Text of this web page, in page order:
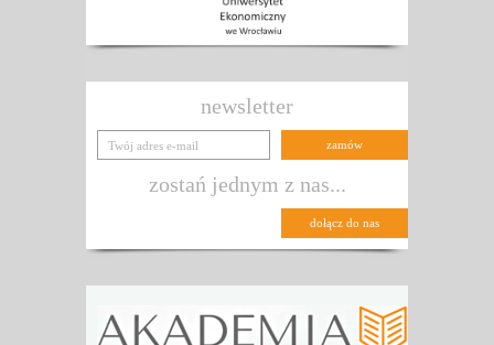
newsletter
zostań jednym z nas...